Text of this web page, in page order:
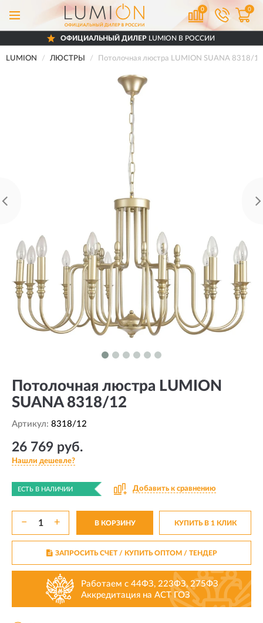
0 0
ОФИЦИАЛЬНЫЙ ДИЛЕР LUMION В РОССИИ
LUMION ЛЮСТРЫ Потолочная люстра LUMION SUANA 8318/12
Потолочная люстра LUMION
SUANA 8318/12
Артикул: 8318/12
26 769 руб.
Нашли дешевле?
ЕСТЬ В НАЛИЧИИ Добавить к сравнению
− + В КОРЗИНУ КУПИТЬ В 1 КЛИК
ЗАПРОСИТЬ СЧЕТ / КУПИТЬ ОПТОМ/ ТЕНДЕР
Работаем с 44ФЗ, 223ФЗ, 275ФЗ
Аккредитация на АСТ ГОЗ